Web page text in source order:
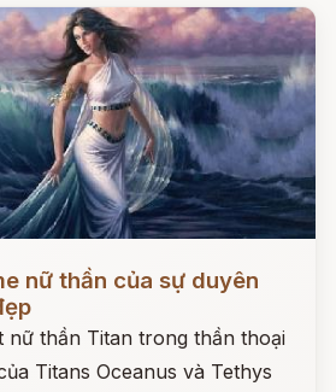
nữ thần của sự duyên
nữ thần Titan trong thần thoại
Titans Oceanus và Tethys